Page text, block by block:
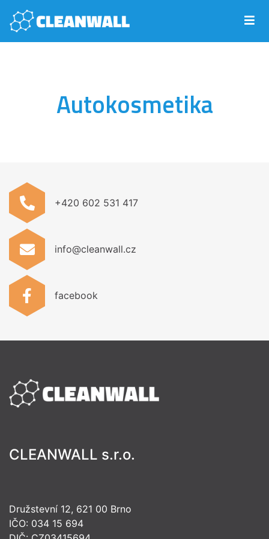
Autokosmetika
+420 602 531 417
info@cleanwall.cz
facebook
CLEANWALL s.r.o.
Družstevní 12, 621 00 Brno
IČO: 034 15 694